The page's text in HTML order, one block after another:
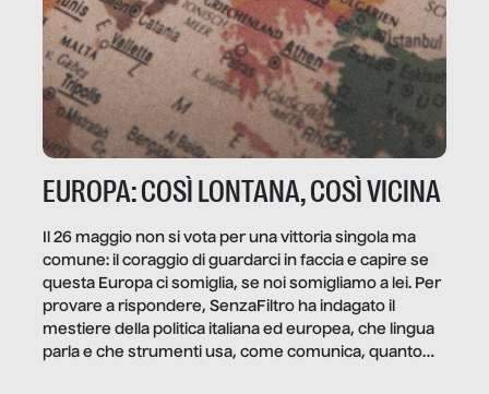
EUROPA: COSÌ LONTANA, COSÌ VICINA
Il 26 maggio non si vota per una vittoria singola ma
comune: il coraggio di guardarci in faccia e capire se
questa Europa ci somiglia, se noi somigliamo a lei. Per
provare a rispondere, SenzaFiltro ha indagato il
mestiere della politica italiana ed europea, che lingua
parla e che strumenti usa, come comunica, quanto